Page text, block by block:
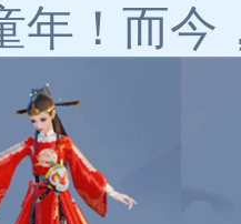
年！而